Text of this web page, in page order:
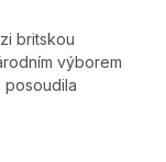
britskou
výborem
posoudila